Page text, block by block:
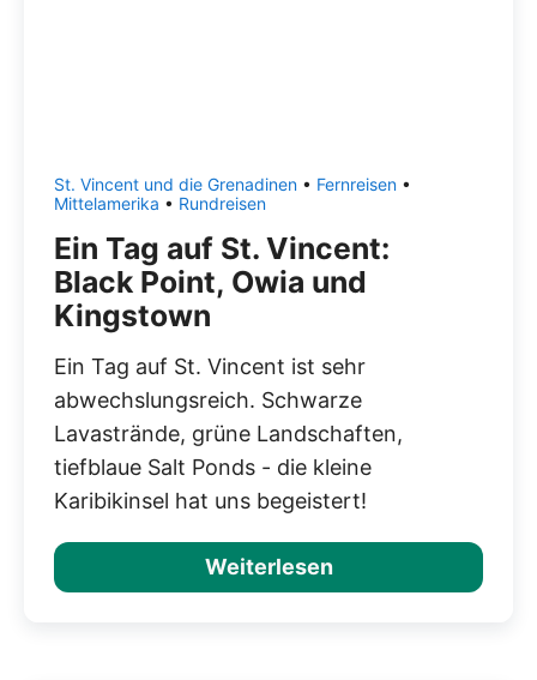
St. Vincent und die Grenadinen • Fernreisen •
Mittelamerika • Rundreisen
Ein Tag auf St. Vincent:
Black Point, Owia und
Kingstown
Ein Tag auf St. Vincent ist sehr
abwechslungsreich. Schwarze
Lavastrände, grüne Landschaften,
tiefblaue Salt Ponds - die kleine
Karibikinsel hat uns begeistert!
Weiterlesen